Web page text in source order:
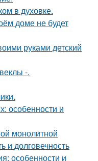
в духовке.
доме не будет
руками детский
-.
особенности и
монолитной
и долговечность
особенности и